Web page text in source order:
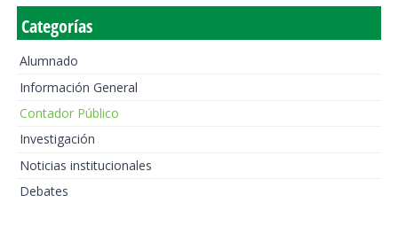
Categorías
Alumnado
Información General
Contador Público
Investigación
Noticias institucionales
Debates